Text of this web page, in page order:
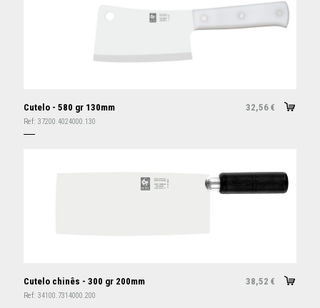
Cutelo - 580 gr 130mm 32,56 €
Ref: 37200.4024000.130
Cutelo chinês - 300 gr 200mm 38,52 €
Ref: 34100.7314000.200